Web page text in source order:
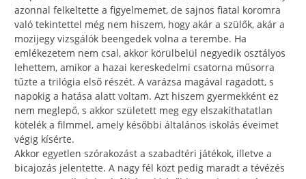
azonnal felkeltette a figyelmemet, de sajnos fiatal koromra
való tekintettel még nem hiszem, hogy akár a szülők, akár a
mozijegy vizsgálók beengedek volna a terembe. Ha
emlékezetem nem csal, akkor körülbelül negyedik osztályos
lehettem, amikor a hazai kereskedelmi csatorna műsorra
tűzte a trilógia első részét. A varázsa magával ragadott, s
napokig a hatása alatt voltam. Azt hiszem gyermekként ez
nem meglepő, s akkor született meg egy elszakíthatatlan
kötelék a filmmel, amely későbbi általános iskolás éveimet
végig kísérte.
Akkor egyetlen szórakozást a szabadtéri játékok, illetve a
bicajozás jelentette. A nagy fél közt pedig maradt a tévézés